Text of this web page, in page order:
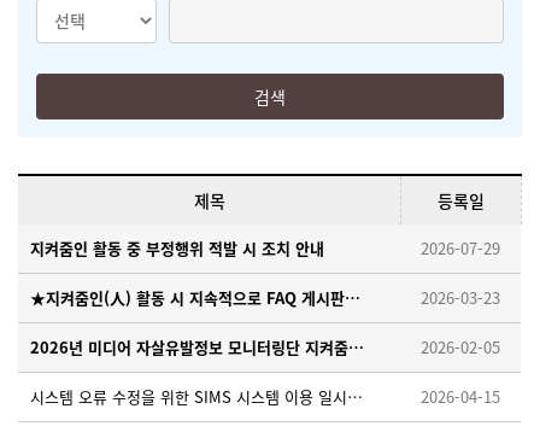
검색
제목 등록일
지켜줌인 활동 중 부정행위 적발 시 조치 안내 2026-07-29
★지켜줌인(人) 활동 시 지속적으로 FAQ 게시판을 확인해 주세요! 2026-03-23
2026년 미디어 자살유발정보 모니터링단 지켜줌인(人) 모집 안내 2026-02-05
시스템 오류 수정을 위한 SIMS 시스템 이용 일시중단 안내 ※ 26. 4. 15. (수) 18:00~18:10 2026-04-15